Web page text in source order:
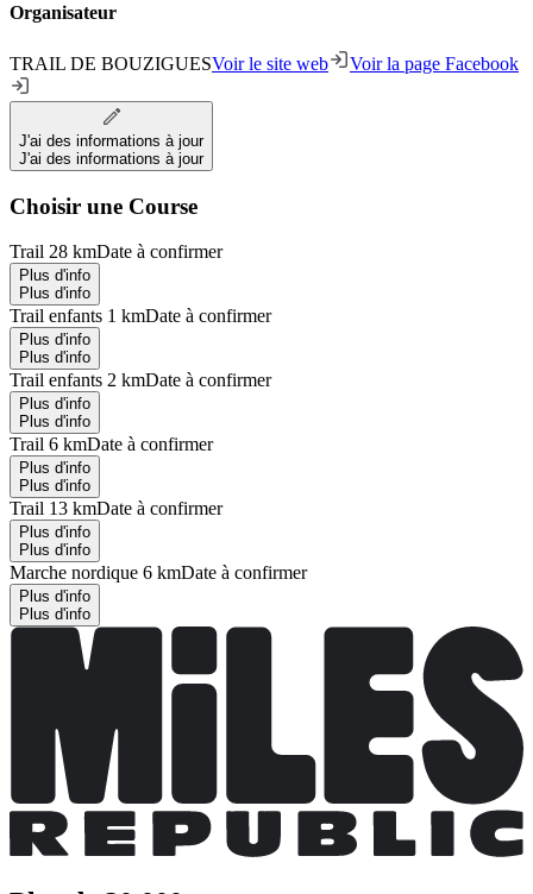
Organisateur
TRAIL DE BOUZIGUESVoir le site web Voir la page Facebook
J'ai des informations à jour
J'ai des informations à jour
Choisir une Course
Trail 28 kmDate à confirmer
Plus d'info
Plus d'info
Trail enfants 1 kmDate à confirmer
Plus d'info
Plus d'info
Trail enfants 2 kmDate à confirmer
Plus d'info
Plus d'info
Trail 6 kmDate à confirmer
Plus d'info
Plus d'info
Trail 13 kmDate à confirmer
Plus d'info
Plus d'info
Marche nordique 6 kmDate à confirmer
Plus d'info
Plus d'info